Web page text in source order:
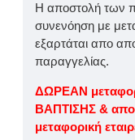
Η αποστολή των
συνενόηση με
εξαρτάται απο
παραγγελίας.
ΔΩΡΕΑΝ
ΒΑΠΤΙΣΗΣ &
μεταφορική